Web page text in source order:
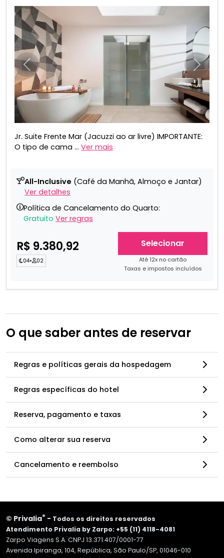
Anterior
Jr. Suite Frente Mar (Jacuzzi ao ar livre) IMPORTANTE:
O tipo de cama ... Ver mais
All-Inclusive (Café da Manhã, Almoço e Jantar)
Ver detalhes
Política de Cancelamento do Quarto:
Gratuito Ver regras
R$ 9.380,92
04• 02
Selecionar
Até 12x no cartão
Taxas e impostos incluídos
O que saber antes de reservar
Regras e políticas gerais da hospedagem
Regras específicas do hotel
Reserva, pagamento e taxas
Como alterar sua reserva
Cancelamento e reembolso
© Privalia® - Todos os direitos reservados
Atendimento Privalia by Zarpo: +55 (11) 4118-4081
Zarpo Viagens S.A. CNPJ 13.371.407/0001-77
Avenida Ipiranga, 104, República, São Paulo/SP, 01046-010